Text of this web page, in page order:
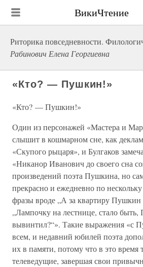
ВикиЧтение
Риторика повседневности.
Рабинович Елена Георгиевна
«Кто? — Пушкин!»
«Кто? — Пушкин!»
Один из персонажей «Мастера и
слышит в кошмарном сне, как
«Скупого рыцаря», и Булгаков
«Никанор Иванович до своего сна
произведений поэта Пушкина, но
прекрасно и ежедневно по
фразы вроде „А за квартиру Пушкин
„Лампочку на лестнице, стало
вывинтил?“». Такие выражения «с
всем, и недавний юбилей поэта
их в памяти, потому что в это время
телеведущие, завершая свои